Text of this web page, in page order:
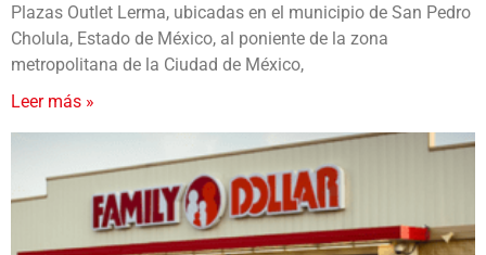
Plazas Outlet Lerma, ubicadas en el municipio de San Pedro
Cholula, Estado de México, al poniente de la zona
metropolitana de la Ciudad de México,
Leer más »